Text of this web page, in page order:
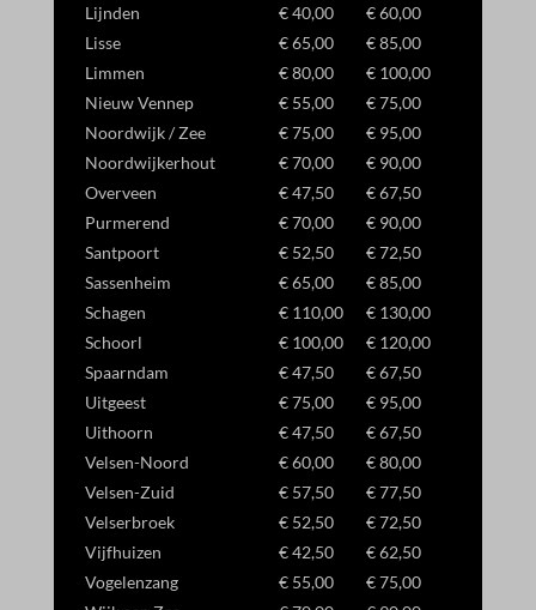
Lijnden € 40,00
€ 60,00
Lisse
€ 65,00
€ 85,00
Limmen
€ 80,00
€ 100,00
Nieuw Vennep
€ 55,00
€ 75,00
Noordwijk / Zee
€ 75,00
€ 95,00
Noordwijkerhout
€ 70,00
€ 90,00
Overveen
€ 47,50
€ 67,50
Purmerend
€ 70,00
€ 90,00
Santpoort
€ 52,50
€ 72,50
Sassenheim
€ 65,00
€ 85,00
Schagen
€ 110,00
€ 130,00
Schoorl
€ 100,00
€ 120,00
Spaarndam
€ 47,50
€ 67,50
Uitgeest
€ 75,00
€ 95,00
Uithoorn
€ 47,50
€ 67,50
Velsen-Noord
€ 60,00
€ 80,00
Velsen-Zuid
€ 57,50
€ 77,50
Velserbroek
€ 52,50
€ 72,50
Vijfhuizen
€ 42,50
€ 62,50
Vogelenzang
€ 55,00
€ 75,00